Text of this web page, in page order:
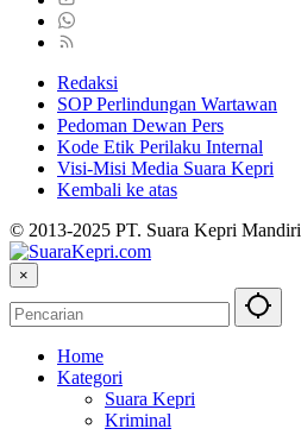
Redaksi
SOP Perlindungan Wartawan
Pedoman Dewan Pers
Kode Etik Perilaku Internal
Visi-Misi Media Suara Kepri
Kembali ke atas
© 2013-2025 PT. Suara Kepri Mandiri
×
Home
Kategori
Suara Kepri
Kriminal